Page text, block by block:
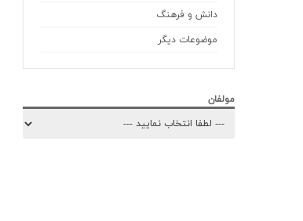
دانش و فرهنگ
موضوعات دیگر
مولفان